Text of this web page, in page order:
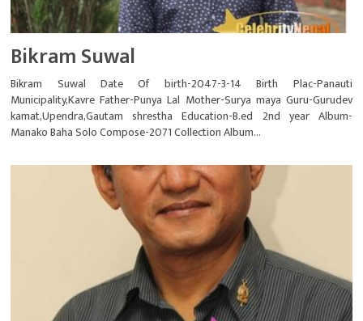
Bikram Suwal
Bikram Suwal Date Of birth-2047-3-14 Birth Plac-Panauti
Municipality,Kavre Father-Punya Lal Mother-Surya maya Guru-Gurudev
kamat,Upendra,Gautam shrestha Education-B.ed 2nd year Album-
Manako Baha Solo Compose-2071 Collection Album...